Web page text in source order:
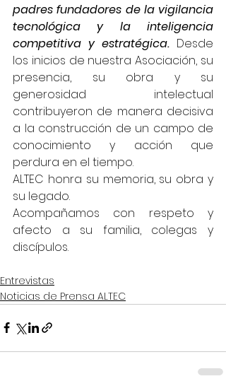
padres fundadores de la vigilancia
tecnológica y la inteligencia
competitiva y estratégica. Desde
los inicios de nuestra Asociación, su
presencia, su obra y su
generosidad intelectual
contribuyeron de manera decisiva
a la construcción de un campo de
conocimiento y acción que
perdura en el tiempo.
ALTEC honra su memoria, su obra y
su legado.
Acompañamos con respeto y
afecto a su familia, colegas y
discípulos.
Entrevistas
Noticias de Prensa ALTEC